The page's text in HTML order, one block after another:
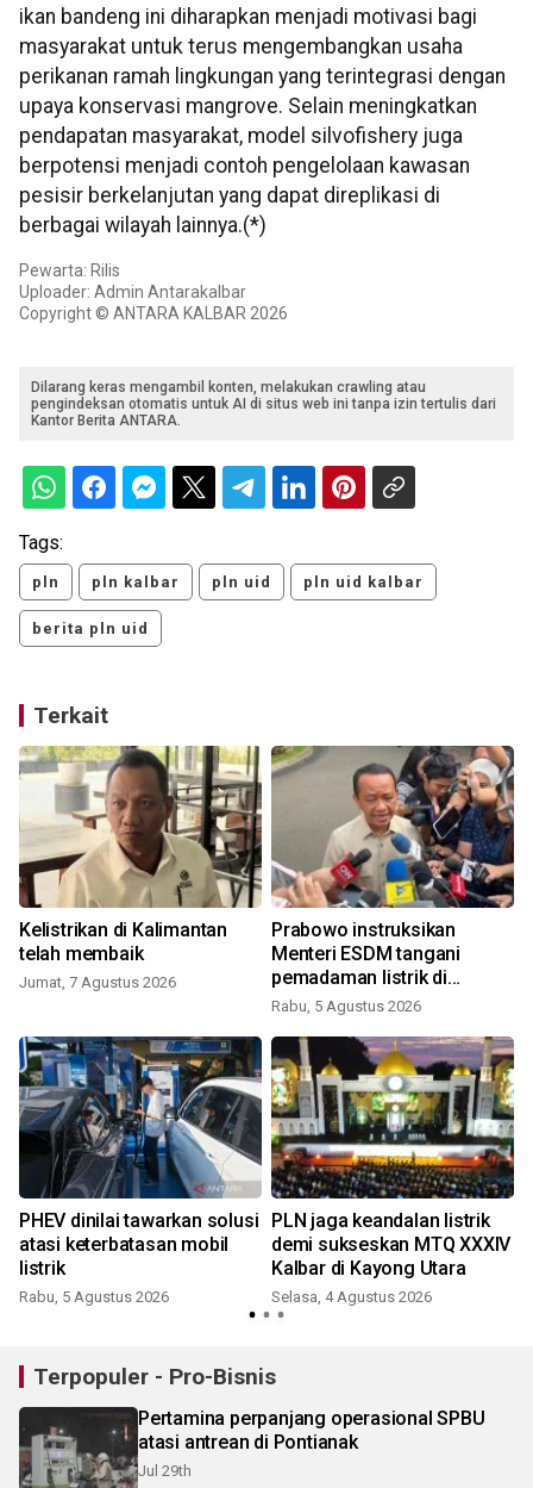
ikan bandeng ini diharapkan menjadi motivasi bagi
masyarakat untuk terus mengembangkan usaha
perikanan ramah lingkungan yang terintegrasi dengan
upaya konservasi mangrove. Selain meningkatkan
pendapatan masyarakat, model silvofishery juga
berpotensi menjadi contoh pengelolaan kawasan
pesisir berkelanjutan yang dapat direplikasi di
berbagai wilayah lainnya.(*)
Pewarta: Rilis
Uploader: Admin Antarakalbar
Copyright © ANTARA KALBAR 2026
Dilarang keras mengambil konten, melakukan crawling atau
pengindeksan otomatis untuk AI di situs web ini tanpa izin tertulis dari
Kantor Berita ANTARA.
Tags:
pln pln kalbar pln uid pln uid kalbar
berita pln uid
Terkait
Kelistrikan di Kalimantan
telah membaik
Jumat, 7 Agustus 2026
Prabowo instruksikan
Menteri ESDM tangani
pemadaman listrik di
Kalimantan
Rabu, 5 Agustus 2026
PHEV dinilai tawarkan solusi
atasi keterbatasan mobil
listrik
Rabu, 5 Agustus 2026
PLN jaga keandalan listrik
demi sukseskan MTQ XXXIV
Kalbar di Kayong Utara
Selasa, 4 Agustus 2026
Terpopuler - Pro-Bisnis
Pertamina perpanjang operasional SPBU
atasi antrean di Pontianak
Jul 29th